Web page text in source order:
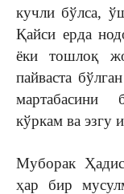
кучли бўлса,
Қайси ерда
ёки тошлоқ
пайваста
мартабасини
кўркам ва эзгу
Муборак
ҳар бир